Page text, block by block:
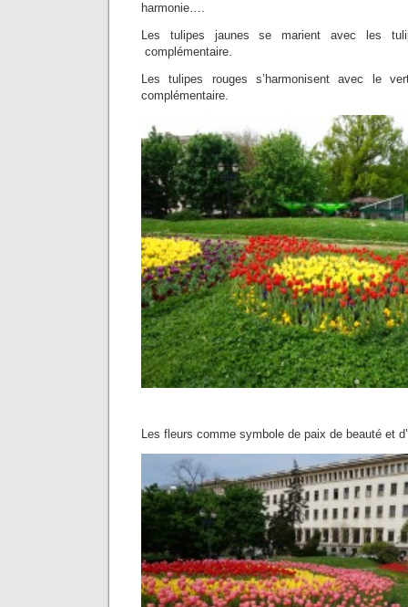
harmonie….
Les tulipes jaunes se marient avec les
complémentaire.
Les tulipes rouges s’harmonisent avec le
complémentaire.
Les fleurs comme symbole de paix de beauté et